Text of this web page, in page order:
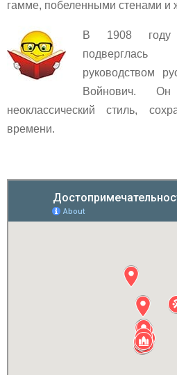
гамме, побеленными стенами и
В 1908 году
руководством
Войнович.
неоклассический стиль,
времени.